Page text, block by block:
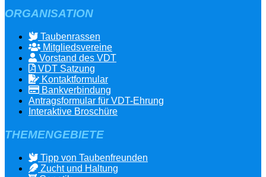
ORGANISATION
Taubenrassen
Mitgliedsvereine
Vorstand des VDT
VDT Satzung
Kontaktformular
Bankverbindung
Antragsformular für VDT-Ehrung
Interaktive Broschüre
THEMENGEBIETE
Tipp von Taubenfreunden
Zucht und Haltung